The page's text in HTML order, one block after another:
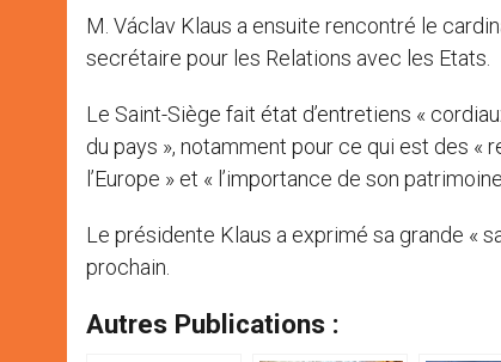
M. Václav Klaus a ensuite rencontré le
secrétaire pour les Relations avec les Etats.
Le Saint-Siège fait état d’entretiens «
du pays », notamment pour ce qui est des «
l’Europe » et « l’importance de son
Le présidente Klaus a exprimé sa grande «
prochain.
Autres Publications :